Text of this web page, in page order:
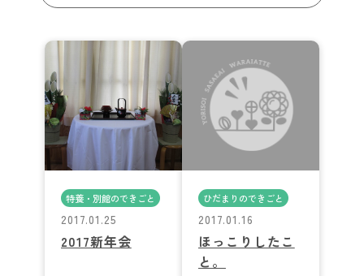
特養・別館のできごと
2017.01.25
2017新年会
ひだまりのできごと
2017.01.16
ほっこりしたこ
と。